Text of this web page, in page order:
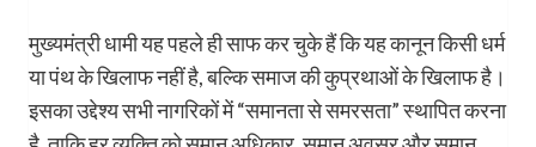
मुख्यमंत्री धामी यह पहले ही साफ कर चुके हैं कि यह कानून किसी धर्म
या पंथ के खिलाफ नहीं है, बल्कि समाज की कुप्रथाओं के खिलाफ है।
इसका उद्देश्य सभी नागरिकों में “समानता से समरसता” स्थापित करना